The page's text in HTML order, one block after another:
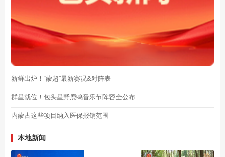
新鲜出炉！“蒙超”最新赛况&对阵表
群星就位！包头星野鹿鸣音乐节阵容全公布
内蒙古这些项目纳入医保报销范围
本地新闻